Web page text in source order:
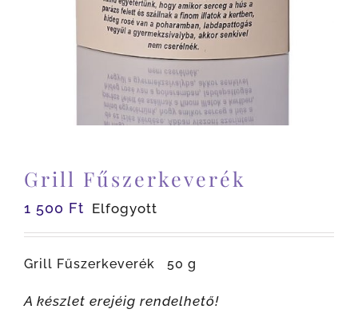
Grill Fűszerkeverék
1 500 Ft Elfogyott
Grill Fűszerkeverék 50 g
A készlet erejéig rendelhető!